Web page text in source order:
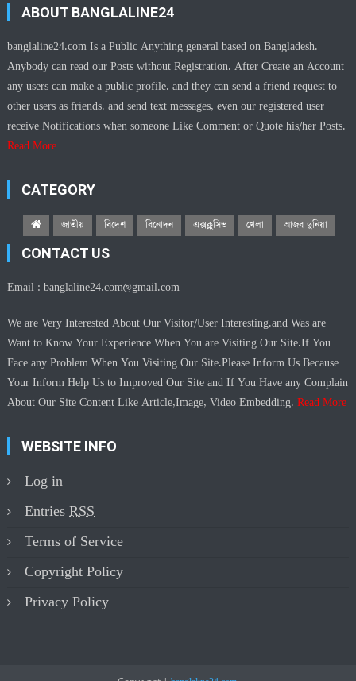
ABOUT BANGLALINE24
banglaline24.com Is a Public Anything general based on Bangladesh.
Anybody can read our Posts without Registration. After Create an Account
any users can make a public profile. and they can send a friend request to
other users as friends. and send text messages, even our registered user
receive Notifications when someone Like Comment or Quote his/her Posts.
Read More
CATEGORY
জাতীয় বিদেশ বিনোদন এক্সক্লুসিভ খেলা আজব দুনিয়া
CONTACT US
Email :banglaline24.com@gmail.com
We are Very Interested About Our Visitor/User Interesting.and Was are
Want to Know Your Experience When You are Visiting Our Site.If You
Face any Problem When You Visiting Our Site.Please Inform Us Because
Your Inform Help Us to Improved Our Site and If You Have any Complain
About Our Site Content Like Article,Image, Video Embedding.Read More
WEBSITE INFO
Log in
EntriesRSS
Terms of Service
Copyright Policy
Privacy Policy